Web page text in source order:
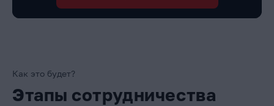
Разработка страниц для a/b теста
Доступ в личный
Маркировка рекламы
Как это будет?
Этапы сотрудничества